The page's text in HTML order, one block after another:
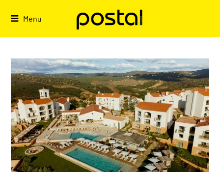
Menu